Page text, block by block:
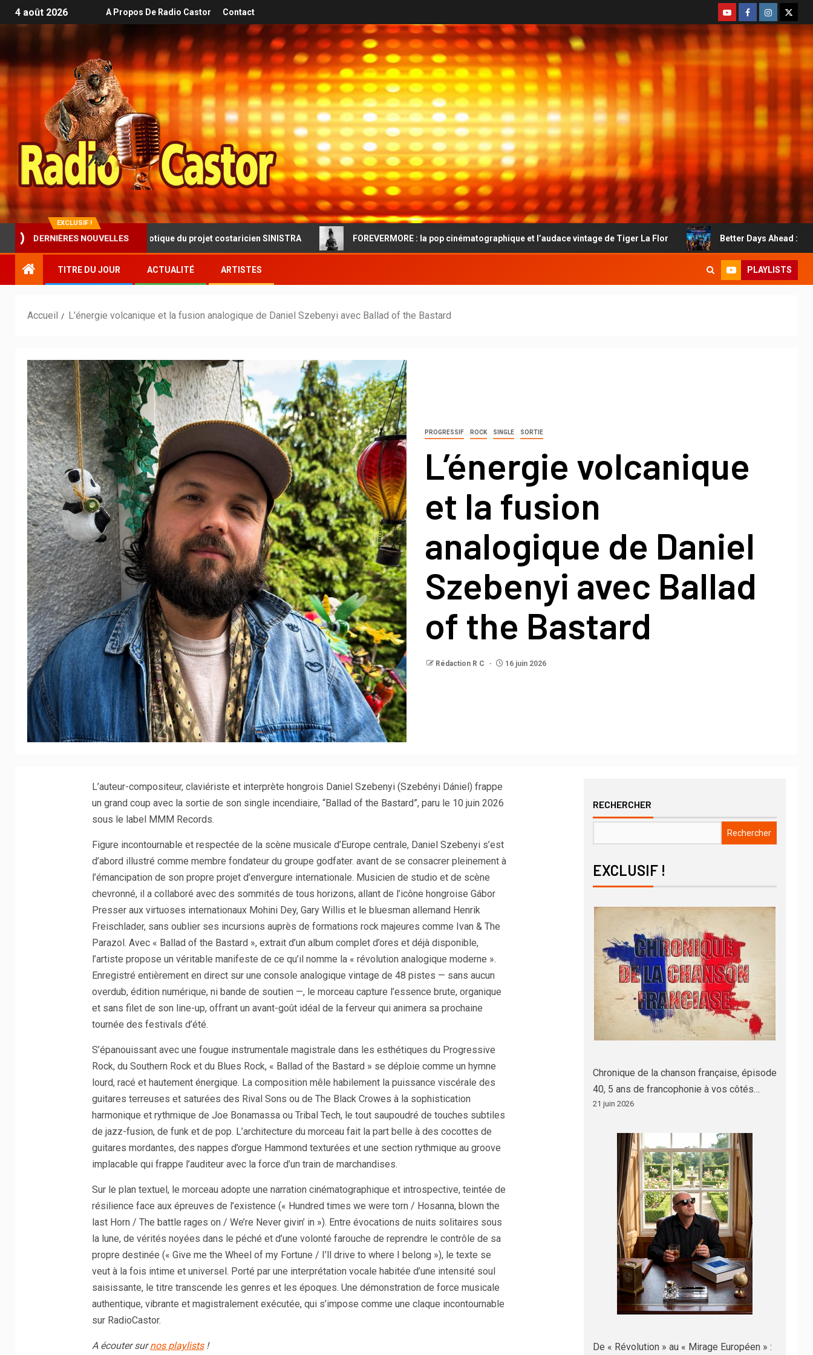
4 août 2026 A Propos De Radio Castor Contact
EXCLUSIF !
DERNIÈRES NOUVELLES
progressive et hypnotique du projet costaricien SINISTRA FOREVERMORE : la pop cinématographique et l’audace vintage de Tiger La Flor Better Days Ahead : le country-rock
TITRE DU JOUR ACTUALITÉ ARTISTES PLAYLISTS
Accueil L’énergie volcanique et la fusion analogique de Daniel Szebenyi avec Ballad of the Bastard
PROGRESSIF ROCK SINGLE SORTIE
L’énergie volcanique
et la fusion
analogique de Daniel
Szebenyi avec Ballad
of the Bastard
Rédaction R C 16 juin 2026
L’auteur-compositeur, claviériste et interprète hongrois Daniel Szebenyi (Szebényi Dániel) frappe
un grand coup avec la sortie de son single incendiaire, “Ballad of the Bastard”, paru le 10 juin 2026
sous le label MMM Records.
Figure incontournable et respectée de la scène musicale d’Europe centrale, Daniel Szebenyi s’est
d’abord illustré comme membre fondateur du groupe godfater. avant de se consacrer pleinement à
l’émancipation de son propre projet d’envergure internationale. Musicien de studio et de scène
chevronné, il a collaboré avec des sommités de tous horizons, allant de l’icône hongroise Gábor
Presser aux virtuoses internationaux Mohini Dey, Gary Willis et le bluesman allemand Henrik
Freischlader, sans oublier ses incursions auprès de formations rock majeures comme Ivan & The
Parazol. Avec « Ballad of the Bastard », extrait d’un album complet d’ores et déjà disponible,
l’artiste propose un véritable manifeste de ce qu’il nomme la « révolution analogique moderne ».
Enregistré entièrement en direct sur une console analogique vintage de 48 pistes — sans aucun
overdub, édition numérique, ni bande de soutien —, le morceau capture l’essence brute, organique
et sans filet de son line-up, offrant un avant-goût idéal de la ferveur qui animera sa prochaine
tournée des festivals d’été.
S’épanouissant avec une fougue instrumentale magistrale dans les esthétiques du Progressive
Rock, du Southern Rock et du Blues Rock, « Ballad of the Bastard » se déploie comme un hymne
lourd, racé et hautement énergique. La composition mêle habilement la puissance viscérale des
guitares terreuses et saturées des Rival Sons ou de The Black Crowes à la sophistication
harmonique et rythmique de Joe Bonamassa ou Tribal Tech, le tout saupoudré de touches subtiles
de jazz-fusion, de funk et de pop. L’architecture du morceau fait la part belle à des cocottes de
guitares mordantes, des nappes d’orgue Hammond texturées et une section rythmique au groove
implacable qui frappe l’auditeur avec la force d’un train de marchandises.
Sur le plan textuel, le morceau adopte une narration cinématographique et introspective, teintée de
résilience face aux épreuves de l’existence (« Hundred times we were torn / Hosanna, blown the
last Horn / The battle rages on / We’re Never givin’ in »). Entre évocations de nuits solitaires sous
la lune, de vérités noyées dans le péché et d’une volonté farouche de reprendre le contrôle de sa
propre destinée (« Give me the Wheel of my Fortune / I’ll drive to where I belong »), le texte se
veut à la fois intime et universel. Porté par une interprétation vocale habitée d’une intensité soul
saisissante, le titre transcende les genres et les époques. Une démonstration de force musicale
authentique, vibrante et magistralement exécutée, qui s’impose comme une claque incontournable
sur RadioCastor.
A écouter surnos playlists!
RECHERCHER
Rechercher
EXCLUSIF !
Chronique de la chanson française, épisode
40, 5 ans de francophonie à vos côtés…
21 juin 2026
De « Révolution » au « Mirage Européen » :